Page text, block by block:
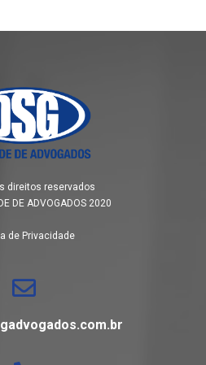
direitos reservados
DE ADVOGADOS 2020
de Privacidade